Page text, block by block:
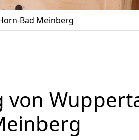
Bad Meinberg